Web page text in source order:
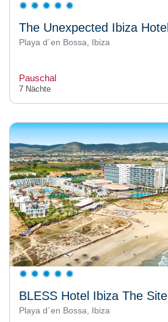
The Unexpected Ibiza Hotel
Playa d´en Bossa, Ibiza
Pauschal
7 Nächte
BLESS Hotel Ibiza The Site
Playa d´en Bossa, Ibiza